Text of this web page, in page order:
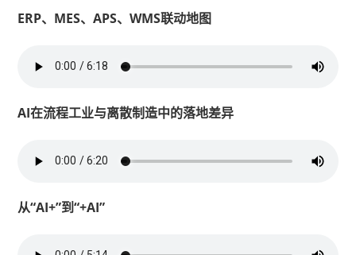
ERP、MES、APS、WMS联动地图
AI在流程工业与离散制造中的落地差异
从“AI+”到“+AI”